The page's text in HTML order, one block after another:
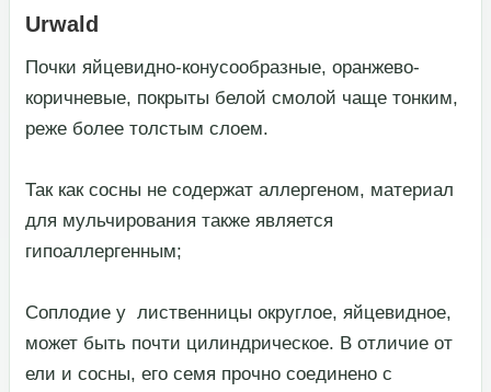
Urwald
​Почки яйцевидно-конусообразные, оранжево-
коричневые, покрыты белой смолой чаще тонким,
реже более толстым слоем.​
​Так как сосны не содержат аллергеном, материал
для мульчирования также является
гипоаллергенным;​
​Соплодие у лиственницы округлое, яйцевидное,
может быть почти цилиндрическое. В отличие от
ели и сосны, его семя прочно соединено с